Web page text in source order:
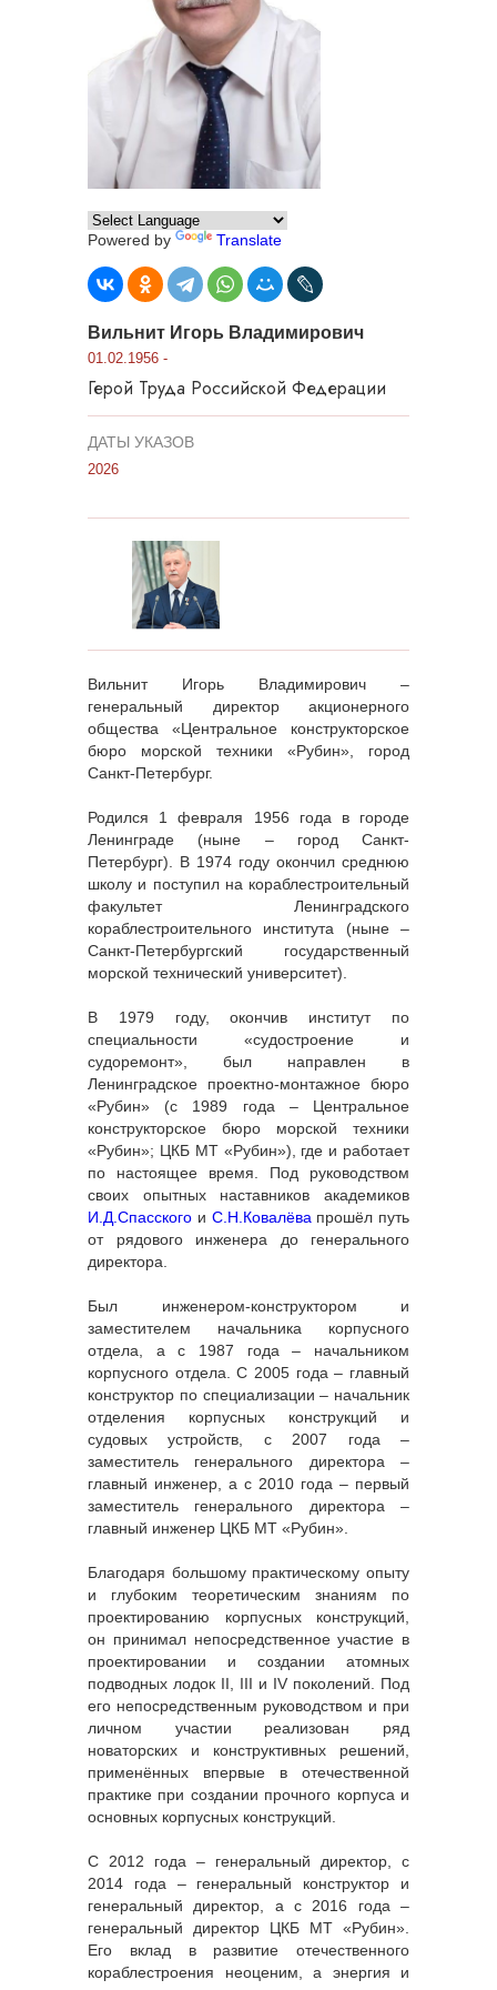
Powered by Translate
Вильнит Игорь Владимирович
01.02.1956 -
Герой Труда Российской Федерации
ДАТЫ УКАЗОВ
2026
Вильнит Игорь Владимирович –
генеральный директор акционерного
общества «Центральное конструкторское
бюро морской техники «Рубин», город
Санкт-Петербург.
Родился 1 февраля 1956 года в городе
Ленинграде (ныне – город Санкт-
Петербург). В 1974 году окончил среднюю
школу и поступил на кораблестроительный
факультет Ленинградского
кораблестроительного института (ныне –
Санкт-Петербургский государственный
морской технический университет).
В 1979 году, окончив институт по
специальности «судостроение и
судоремонт», был направлен в
Ленинградское проектно-монтажное бюро
«Рубин» (с 1989 года – Центральное
конструкторское бюро морской техники
«Рубин»; ЦКБ МТ «Рубин»), где и работает
по настоящее время. Под руководством
своих опытных наставников академиков
И.Д.Спасского и С.Н.Ковалёва прошёл путь
от рядового инженера до генерального
директора.
Был инженером-конструктором и
заместителем начальника корпусного
отдела, а с 1987 года – начальником
корпусного отдела. С 2005 года – главный
конструктор по специализации – начальник
отделения корпусных конструкций и
судовых устройств, с 2007 года –
заместитель генерального директора –
главный инженер, а с 2010 года – первый
заместитель генерального директора –
главный инженер ЦКБ МТ «Рубин».
Благодаря большому практическому опыту
и глубоким теоретическим знаниям по
проектированию корпусных конструкций,
он принимал непосредственное участие в
проектировании и создании атомных
подводных лодок II, III и IV поколений. Под
его непосредственным руководством и при
личном участии реализован ряд
новаторских и конструктивных решений,
применённых впервые в отечественной
практике при создании прочного корпуса и
основных корпусных конструкций.
С 2012 года – генеральный директор, с
2014 года – генеральный конструктор и
генеральный директор, а с 2016 года –
генеральный директор ЦКБ МТ «Рубин».
Его вклад в развитие отечественного
кораблестроения неоценим, а энергия и